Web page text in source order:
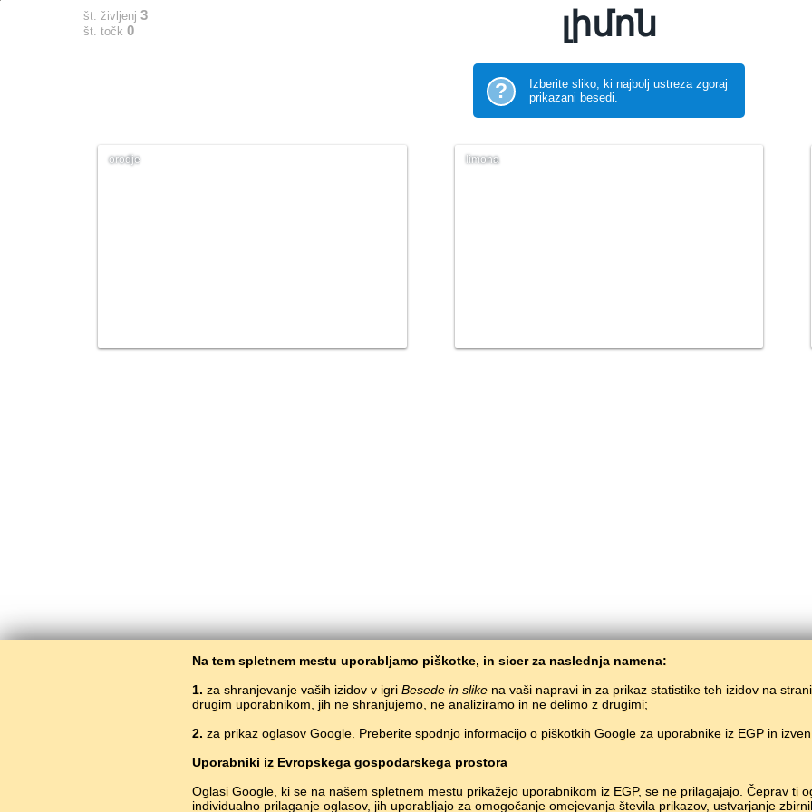
Na tem spletnem mestu uporabljamo piškotke, in sicer za naslednja namena:
1. za shranjevanje vaših izidov v igri Besede in slike na vaši napravi in za prikaz statistike teh izidov na strani
drugim uporabnikom, jih ne shranjujemo, ne analiziramo in ne delimo z drugimi;
2. za prikaz oglasov Google. Preberite spodnjo informacijo o piškotkih Google za uporabnike iz EGP in
Uporabniki iz Evropskega gospodarskega prostora
Oglasi Google, ki se na našem spletnem mestu prikažejo uporabnikom iz EGP, se ne prilagajajo. Čeprav ti
individualno prilaganje oglasov, jih uporabljajo za omogočanje omejevanja števila prikazov, ustvarjanje
št. življenj 3
št. točk 0 լիմոն
?
Izberite sliko, ki najbolj ustreza zgoraj
prikazani besedi.
orodje limona
BaltoSlav/ Besede in slike/ Armenščina v slikah
Copyright © 2015–2025 BALTOSLAV.